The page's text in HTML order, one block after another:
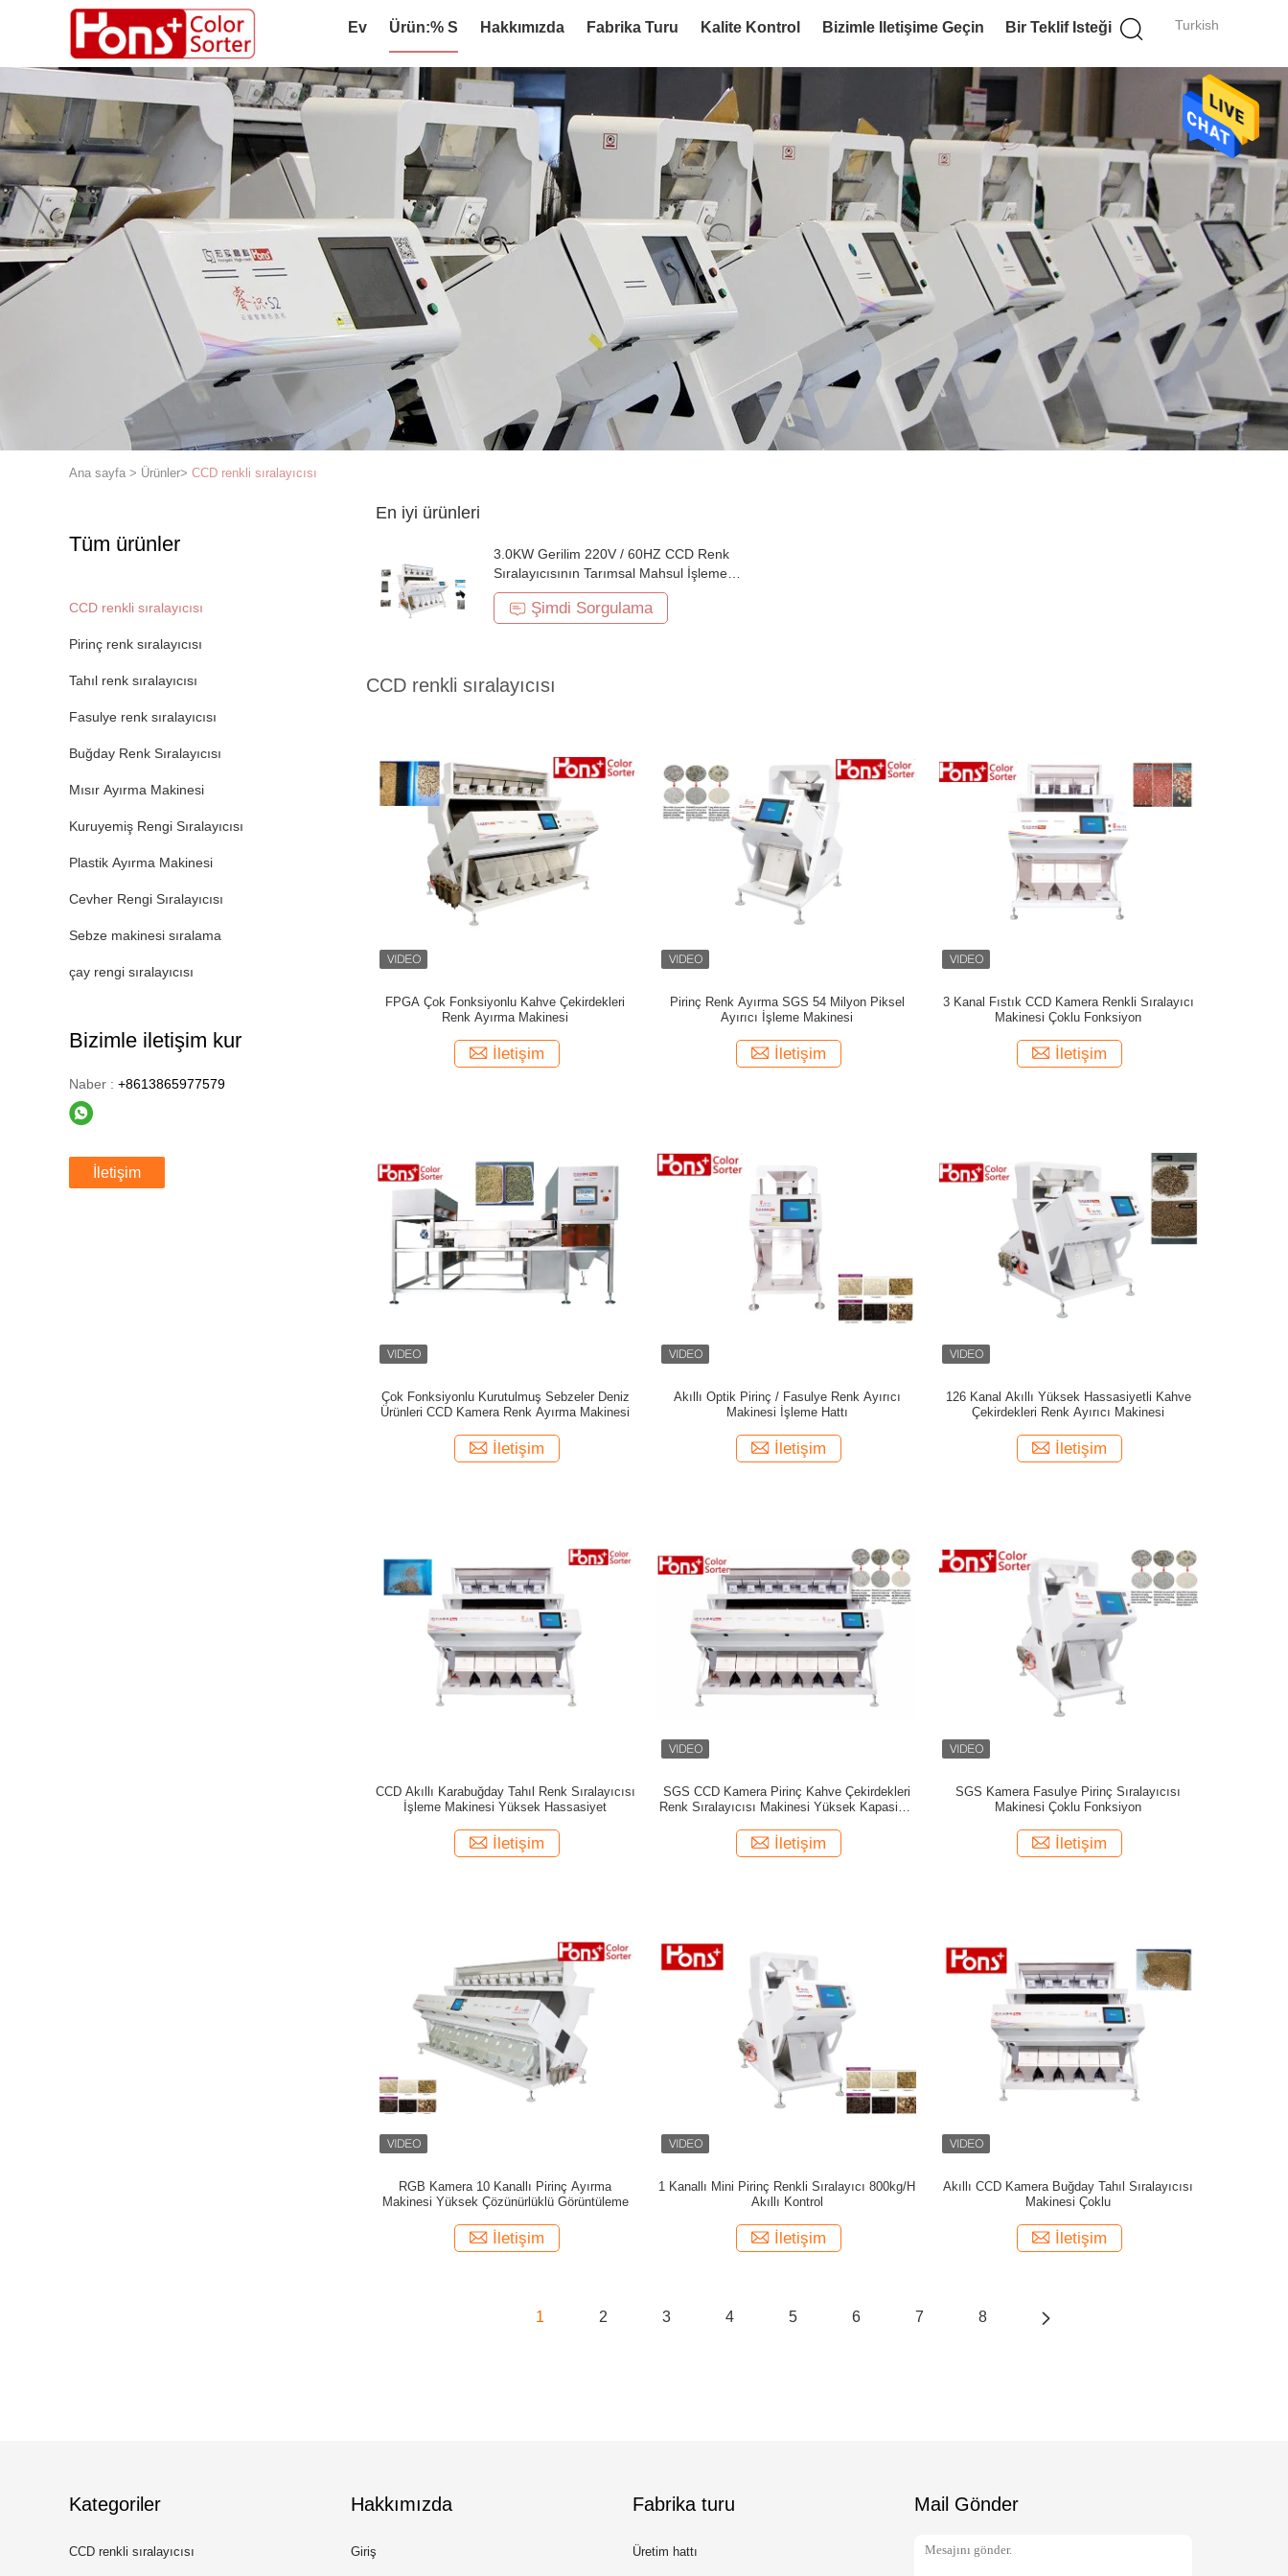
Turkish
Ev Ürün:% S Hakkımızda Fabrika Turu Kalite Kontrol Bizimle Iletişime Geçin Bir Teklif Isteği
Ana sayfa > Ürünler> CCD renkli sıralayıcısı
Tüm ürünler
CCD renkli sıralayıcısı
Pirinç renk sıralayıcısı
Tahıl renk sıralayıcısı
Fasulye renk sıralayıcısı
Buğday Renk Sıralayıcısı
Mısır Ayırma Makinesi
Kuruyemiş Rengi Sıralayıcısı
Plastik Ayırma Makinesi
Cevher Rengi Sıralayıcısı
Sebze makinesi sıralama
çay rengi sıralayıcısı
Bizimle iletişim kur
Naber : +8613865977579
İletişim
En iyi ürünleri
3.0KW Gerilim 220V / 60HZ CCD Renk
Sıralayıcısının Tarımsal Mahsul İşleme
Makinesi
Şimdi Sorgulama
CCD renkli sıralayıcısı
FPGA Çok Fonksiyonlu Kahve Çekirdekleri
Renk Ayırma Makinesi
İletişim
Pirinç Renk Ayırma SGS 54 Milyon Piksel
Ayırıcı İşleme Makinesi
İletişim
3 Kanal Fıstık CCD Kamera Renkli Sıralayıcı
Makinesi Çoklu Fonksiyon
İletişim
Çok Fonksiyonlu Kurutulmuş Sebzeler Deniz
Ürünleri CCD Kamera Renk Ayırma Makinesi
İletişim
Akıllı Optik Pirinç / Fasulye Renk Ayırıcı
Makinesi İşleme Hattı
İletişim
126 Kanal Akıllı Yüksek Hassasiyetli Kahve
Çekirdekleri Renk Ayırıcı Makinesi
İletişim
CCD Akıllı Karabuğday Tahıl Renk Sıralayıcısı
İşleme Makinesi Yüksek Hassasiyet
İletişim
SGS CCD Kamera Pirinç Kahve Çekirdekleri
Renk Sıralayıcısı Makinesi Yüksek Kapasiteli
İletişim
SGS Kamera Fasulye Pirinç Sıralayıcısı
Makinesi Çoklu Fonksiyon
İletişim
RGB Kamera 10 Kanallı Pirinç Ayırma
Makinesi Yüksek Çözünürlüklü Görüntüleme
İletişim
1 Kanallı Mini Pirinç Renkli Sıralayıcı 800kg/H
Akıllı Kontrol
İletişim
Akıllı CCD Kamera Buğday Tahıl Sıralayıcısı
Makinesi Çoklu
İletişim
1 2 3 4 5 6 7 8
Kategoriler
CCD renkli sıralayıcısı
Hakkımızda
Giriş
Fabrika turu
Üretim hattı
Mail Gönder